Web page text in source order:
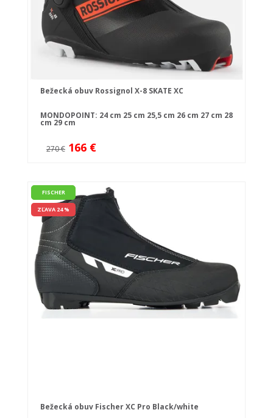
Bežecká obuv Rossignol X-8 SKATE XC
MONDOPOINT: 24 cm 25 cm 25,5 cm 26 cm 27 cm 28
cm 29 cm
270 € 166 €
FISCHER
ZĽAVA 24 %
Bežecká obuv Fischer XC Pro Black/white